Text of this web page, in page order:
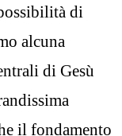
di
alcuna
di Gesù
il fondamento